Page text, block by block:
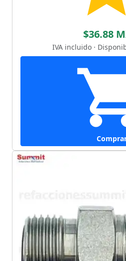
$36.88
IVA incluido ·